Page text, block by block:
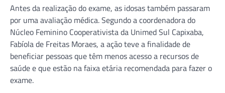
Antes da realização do exame, as idosas também passaram
por uma avaliação médica. Segundo a coordenadora do
Núcleo Feminino Cooperativista da Unimed Sul Capixaba,
Fabíola de Freitas Moraes, a ação teve a finalidade de
beneficiar pessoas que têm menos acesso a recursos de
saúde e que estão na faixa etária recomendada para fazer o
exame.